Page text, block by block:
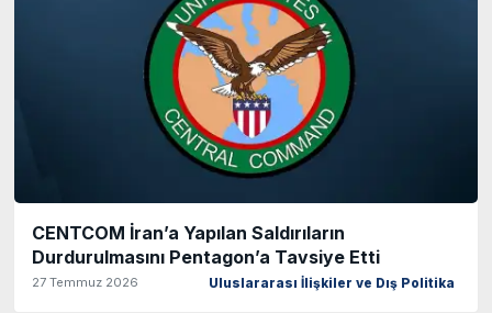
CENTCOM İran’a Yapılan Saldırıların
Durdurulmasını Pentagon’a Tavsiye Etti
27 Temmuz 2026 Uluslararası İlişkiler ve Dış Politika